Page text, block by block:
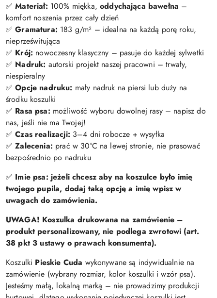
✅Materiał: 100% miękka,oddychająca bawełna –
komfort noszenia przez cały dzień
✅Gramatura: 183 g/m² – idealna na każdą porę roku,
nieprześwitująca
✅ Krój: nowoczesny klasyczny – pasuje do każdej sylwetki
✅ Nadruk: autorski projekt naszej pracowni – trwały,
niespieralny
✅Opcje nadruku: mały nadruk na piersi lub duży na
środku koszulki
✅ Rasa psa: możliwość wyboru dowolnej rasy – napisz do
nas, jeśli nie ma Twojej!
✅Czas realizacji: 3–4 dni robocze + wysyłka
✅Zalecenia: prać w 30°C na lewej stronie, nie prasować
bezpośrednio po nadruku
✅ Imie psa: jeżeli chcesz aby na koszulce było imię
twojego pupila, dodaj taką opcję a imię wpisz w
uwagach do zamówienia.
UWAGA! Koszulka drukowana na zamówienie –
produkt personalizowany, nie podlega zwrotowi (art.
38 pkt 3 ustawy o prawach konsumenta).
Koszulki Pieskie Cuda wykonywane są indywidualnie na
zamówienie (wybrany rozmiar, kolor koszulki i wzór psa).
Jesteśmy małą, lokalną marką – nie prowadzimy produkcji